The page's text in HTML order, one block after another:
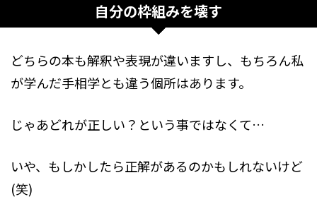
自分の枠組みを壊す
どちらの本も解釈や表現が違いますし、もちろん私
が学んだ手相学とも違う個所はあります。
じゃあどれが正しい？という事ではなくて…
いや、もしかしたら正解があるのかもしれないけど
(笑)